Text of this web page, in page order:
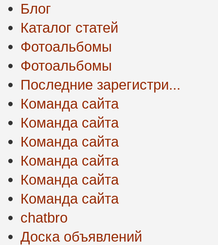
Блог
Каталог статей
Фотоальбомы
Фотоальбомы
Последние зарегистри...
Команда сайта
Команда сайта
Команда сайта
Команда сайта
Команда сайта
Команда сайта
chatbro
Доска объявлений